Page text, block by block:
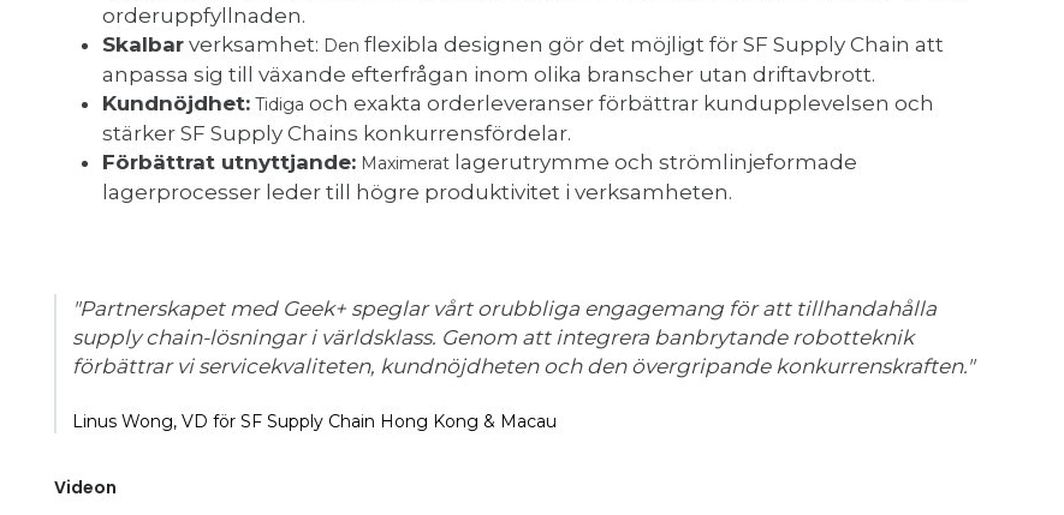
orderuppfyllnaden.
Skalbar verksamhet: Den flexibla designen gör det möjligt för SF Supply Chain att
anpassa sig till växande efterfrågan inom olika branscher utan driftavbrott.
Kundnöjdhet: Tidiga och exakta orderleveranser förbättrar kundupplevelsen och
stärker SF Supply Chains konkurrensfördelar.
Förbättrat utnyttjande: Maximerat lagerutrymme och strömlinjeformade
lagerprocesser leder till högre produktivitet i verksamheten.
"Partnerskapet med Geek+ speglar vårt orubbliga engagemang för att tillhandahålla
supply chain-lösningar i världsklass. Genom att integrera banbrytande robotteknik
förbättrar vi servicekvaliteten, kundnöjdheten och den övergripande konkurrenskraften."
Linus Wong, VD för SF Supply Chain Hong Kong & Macau
Videon